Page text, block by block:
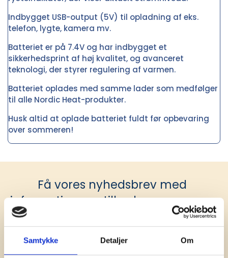
Samtykke Detaljer Om
Indbygget USB-output (5V) til opladning af eks.
telefon, lygte, kamera mv.
Batteriet er på 7.4V og har indbygget et
sikkerhedsprint af høj kvalitet, og avanceret
teknologi, der styrer regulering af varmen.
Batteriet oplades med samme lader som medfølger
til alle Nordic Heat-produkter.
Husk altid at oplade batteriet fuldt før opbevaring
over sommeren!
Få vores nyhedsbrev med
information om tilbud, nye varer og
Kæmpe udvalg i klassiske og nyskabende gaveidéer
til din virksomhed. Vi kan det der med firmagaver, og
har ydet god personlig service til en